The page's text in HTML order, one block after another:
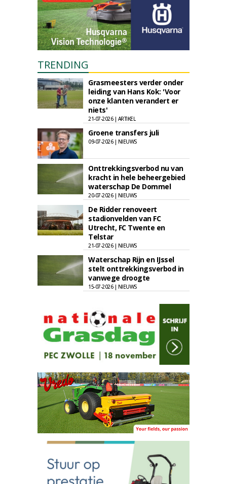
TRENDING
Grasmeesters verder onder
leiding van Hans Kok: 'Voor
onze klanten verandert er
niets'
21-07-2026 | ARTIKEL
Groene transfers juli
09-07-2026 | NIEUWS
Onttrekkingsverbod nu van
kracht in hele beheergebied
waterschap De Dommel
20-07-2026 | NIEUWS
De Ridder renoveert
stadionvelden van FC
Utrecht, FC Twente en
Telstar
21-07-2026 | NIEUWS
Waterschap Rijn en IJssel
stelt onttrekkingsverbod in
vanwege droogte
15-07-2026 | NIEUWS